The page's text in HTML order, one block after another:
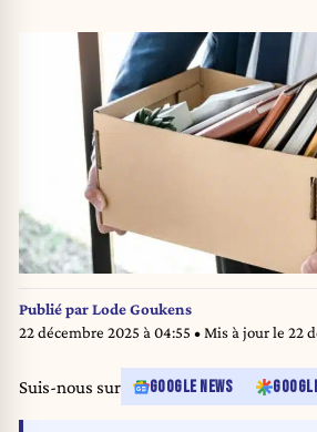
Publié parLode Goukens
22 décembre 2025 à 04:55 • Mis à jour le 22
Suis-nous sur GOOGLE NEWS